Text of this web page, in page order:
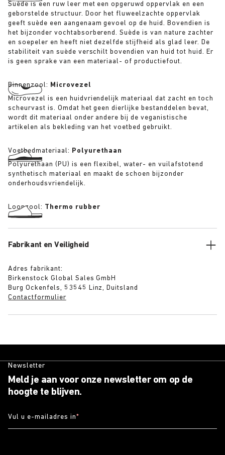
Suède is een ruw leer met een opgeruwd oppervlak en een
geborstelde structuur. Door het fluweelzachte oppervlak
geeft suède een aangenaam gevoel op de huid. Bovendien is
het bijzonder vochtabsorberend. Suède is van nature zachter
en soepeler en heeft niet dezelfde stijfheid als glad leer. De
stabiliteit van suède verschilt bovendien van huid tot huid. Er
is geen sprake van een materiaal- of productiefout.
Binnenzool: Microvezel
Microvezel is een huidvriendelijk materiaal dat zacht en toch
scheurvast is. Omdat het geen dierlijke bestanddelen bevat,
wordt dit materiaal onder andere bij de veganistische
artikelen als bekleding van het voetbed gebruikt.
Voetbedmateriaal: Polyurethaan
Polyurethaan (PU) is een flexibel, water- en vuilafstotend
synthetisch materiaal en maakt de schoen bijzonder
onderhoudsvriendelijk.
Loopzool: Thermo rubber
Fabrikant en Veiligheid
Adres fabrikant:
Birkenstock Global Sales GmbH
Burg Ockenfels, 53545 Linz, Duitsland
Contactformulier
Newsletter
Meld je aan voor onze newsletter om op de
hoogte te blijven.
Vul u e-mailadres in*